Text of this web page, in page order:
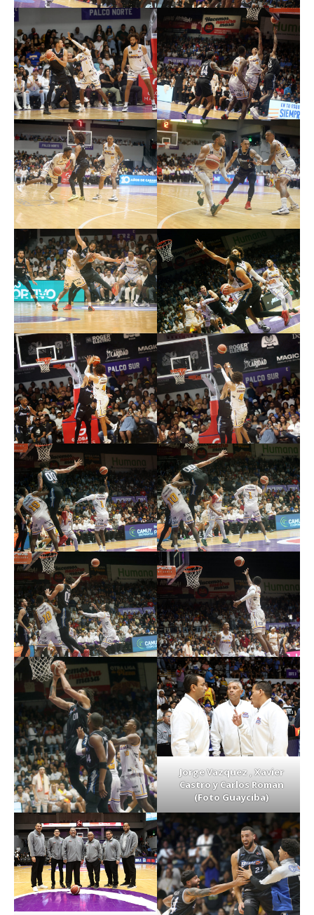
Jorge Vazquez , Xavier
Castro y Carlos Roman
(Foto Guayciba)